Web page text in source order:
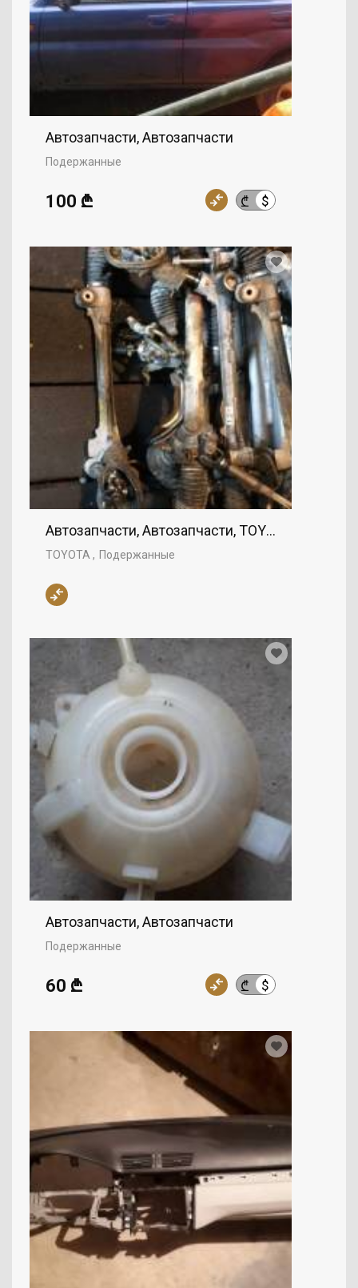
Автозапчасти, Автозапчасти
Подержанные
₾ $
100 ₾
Автозапчасти, Автозапчасти, TOYOTA
TOYOTA Подержанные
Автозапчасти, Автозапчасти
Подержанные
₾ $
60 ₾